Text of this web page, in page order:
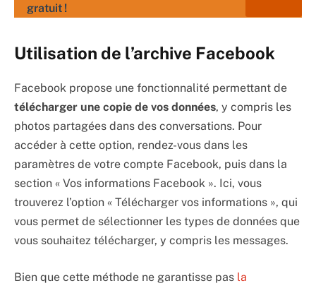
gratuit !
Utilisation de l’archive Facebook
Facebook propose une fonctionnalité permettant de
télécharger une copie de vos données, y compris les
photos partagées dans des conversations. Pour
accéder à cette option, rendez-vous dans les
paramètres de votre compte Facebook, puis dans la
section « Vos informations Facebook ». Ici, vous
trouverez l’option « Télécharger vos informations », qui
vous permet de sélectionner les types de données que
vous souhaitez télécharger, y compris les messages.
Bien que cette méthode ne garantisse pas la